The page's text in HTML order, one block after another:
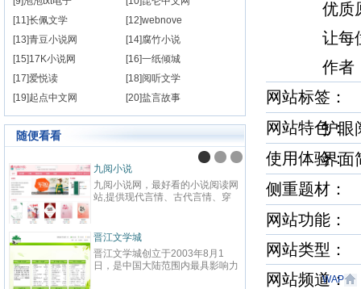
[11]长佩文学
[12]webnove
[13]青豆小说网
[14]腐竹小说
[15]17K小说网
[16]一纸倾城
[17]爱悦读
[18]阅听文学
[19]起点中文网
[20]盐言故事
随便看看
九阅小说
九阅小说网，最好看的小说阅读网
站,提供现代言情、古代言情、穿
强、免费小说等在线阅读。每日最
快更新,页面简洁,访问速度快
纵横
纵横
百度
致力
鼎、
最具
文化
化软
晋江文学城
晋江文学城创立于2003年8月1
日，是中国大陆范围内最具影响力
起点
起点
立于
创文
优质
让每
作者
网站标签
网站特色
护眼
使用体验
界
侧重题材
网站功能：
网站类型：
网站频道
WAP